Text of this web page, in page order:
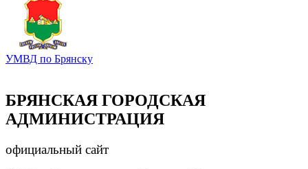
УМВД по Брянску
БРЯНСКАЯ ГОРОДСКАЯ
АДМИНИСТРАЦИЯ
официальный сайт